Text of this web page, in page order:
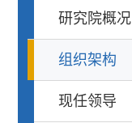
研究院概况
组织架构
现任领导